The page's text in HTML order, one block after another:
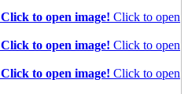
Click to open image! Click to open
Click to open image! Click to open
Click to open image! Click to open